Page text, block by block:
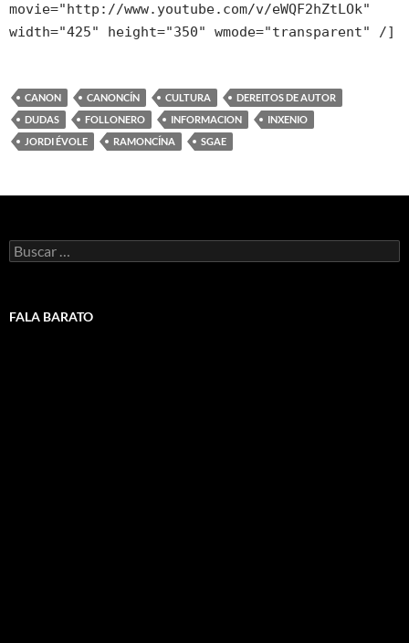
movie="http://www.youtube.com/v/eWQF2hZtLOk"
width="425" height="350" wmode="transparent" /]
CANON CANONCÍN CULTURA
DEREITOS DE AUTOR
DUDAS
FOLLONERO INFORMACION
INXENIO
JORDI ÉVOLE
RAMONCÍNA SGAE
Buscar:
FALA BARATO